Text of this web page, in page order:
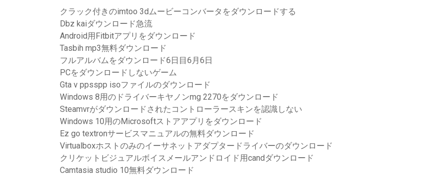
クラック付きのimtoo 3dムービーコンバータをダウンロードする
Dbz kaiダウンロード急流
Android用Fitbitアプリをダウンロード
Tasbih mp3無料ダウンロード
フルアルバムをダウンロード6日目6月6日
PCをダウンロードしないゲーム
Gta v ppsspp isoファイルのダウンロード
Windows 8用のドライバーキヤノンmg 2270をダウンロード
Steamvrがダウンロードされたコントローラースキンを認識しない
Windows 10用のMicrosoftストアアプリをダウンロード
Ez go textronサービスマニュアルの無料ダウンロード
Virtualboxホストのみのイーサネットアダプタードライバーのダウンロード
クリケットビジュアルボイスメールアンドロイド用candダウンロード
Camtasia studio 10無料ダウンロード